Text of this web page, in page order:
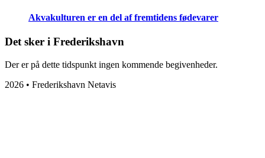
Akvakulturen er en del af fremtidens fødevarer
Det sker i Frederikshavn
Der er på dette tidspunkt ingen kommende begivenheder.
2026 • Frederikshavn Netavis